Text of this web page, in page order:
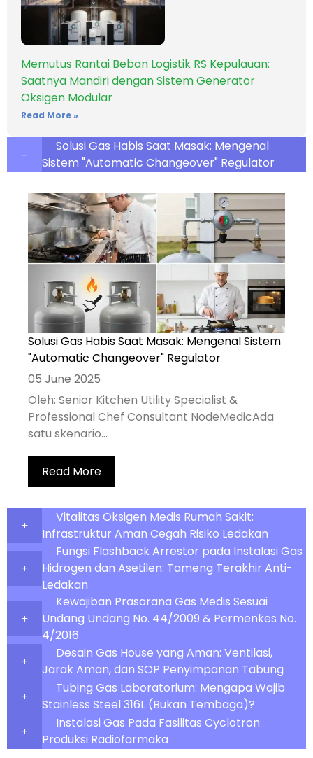
Memutus Rantai Beban Logistik RS Kepulauan:
Saatnya Mandiri dengan Sistem Generator
Oksigen Modular
Read More »
Solusi Gas Habis Saat Masak: Mengenal
Sistem "Automatic Changeover" Regulator
Solusi Gas Habis Saat Masak: Mengenal Sistem
"Automatic Changeover" Regulator
05 June 2025
Oleh: Senior Kitchen Utility Specialist &
Professional Chef Consultant NodeMedicAda
satu skenario...
Read More
Vitalitas Oksigen Medis Rumah Sakit:
Infrastruktur Aman Cegah Risiko Ledakan
Fungsi Flashback Arrestor pada Instalasi Gas
Hidrogen dan Asetilen: Tameng Terakhir Anti-
Ledakan
Kewajiban Prasarana Gas Medis Sesuai
Undang Undang No. 44/2009 & Permenkes No.
4/2016
Desain Gas House yang Aman: Ventilasi,
Jarak Aman, dan SOP Penyimpanan Tabung
Tubing Gas Laboratorium: Mengapa Wajib
Stainless Steel 316L (Bukan Tembaga)?
Instalasi Gas Pada Fasilitas Cyclotron
Produksi Radiofarmaka